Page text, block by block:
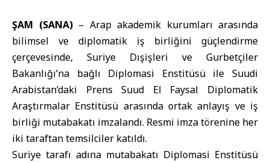
ŞAM (SANA)– Arap akademik kurumları arasında
bilimsel ve diplomatik iş birliğini güçlendirme
çerçevesinde, Suriye Dışişleri ve Gurbetçiler
Bakanlığı’na bağlı Diplomasi Enstitüsü ile Suudi
Arabistan’daki Prens Suud El Faysal Diplomatik
Araştırmalar Enstitüsü arasında ortak anlayış ve iş
birliği mutabakatı imzalandı. Resmi imza törenine her
iki taraftan temsilciler katıldı.
Suriye tarafı adına mutabakatı Diplomasi Enstitüsü